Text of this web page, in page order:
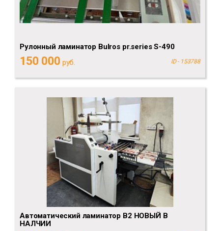
Рулонный ламинатор Bulros pr.series S-490
150 000 руб. ID - 153788
Автоматический ламинатор B2 НОВЫЙ В
НАЛЧИИ